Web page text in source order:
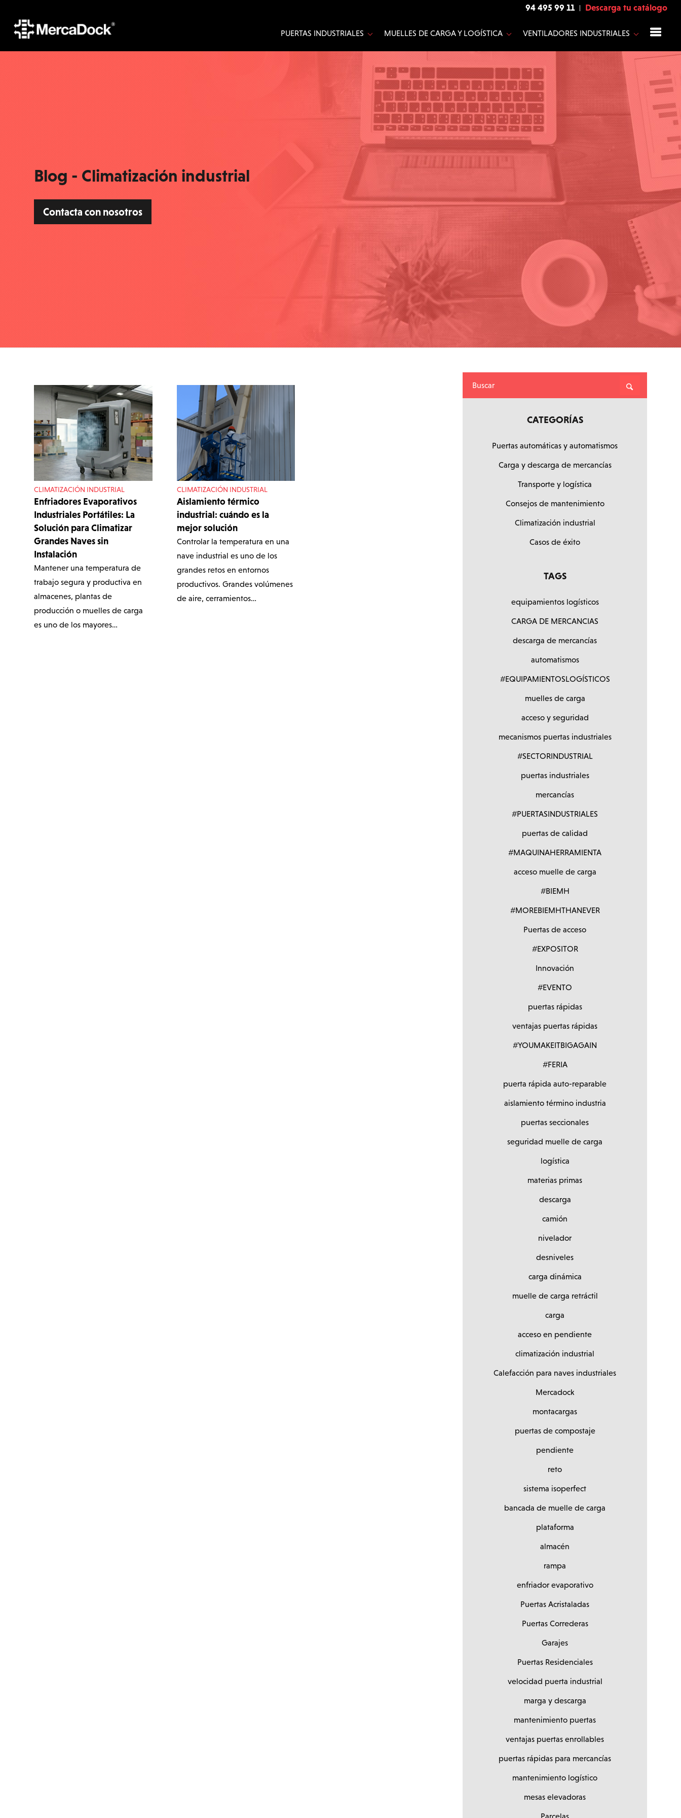
94 495 99 11 Descarga tu catálogo
PUERTAS INDUSTRIALES MUELLES DE CARGA Y LOGÍSTICA VENTILADORES INDUSTRIALES
Blog - Climatización industrial
Contacta con nosotros
CLIMATIZACIÓN INDUSTRIAL
Enfriadores Evaporativos
Industriales Portátiles: La
Solución para Climatizar
Grandes Naves sin
Instalación
Mantener una temperatura de
trabajo segura y productiva en
almacenes, plantas de
producción o muelles de carga
es uno de los mayores…
CLIMATIZACIÓN INDUSTRIAL
Aislamiento térmico
industrial: cuándo es la
mejor solución
Controlar la temperatura en una
nave industrial es uno de los
grandes retos en entornos
productivos. Grandes volúmenes
de aire, cerramientos…
CATEGORÍAS
Puertas automáticas y automatismos
Carga y descarga de mercancías
Transporte y logística
Consejos de mantenimiento
Climatización industrial
Casos de éxito
TAGS
equipamientos logísticos
CARGA DE MERCANCIAS
descarga de mercancías
automatismos
#EQUIPAMIENTOSLOGÍSTICOS
muelles de carga
acceso y seguridad
mecanismos puertas industriales
#SECTORINDUSTRIAL
puertas industriales
mercancías
#PUERTASINDUSTRIALES
puertas de calidad
#MAQUINAHERRAMIENTA
acceso muelle de carga
#BIEMH
#MOREBIEMHTHANEVER
Puertas de acceso
#EXPOSITOR
Innovación
#EVENTO
puertas rápidas
ventajas puertas rápidas
#YOUMAKEITBIGAGAIN
#FERIA
puerta rápida auto-reparable
aislamiento término industria
puertas seccionales
seguridad muelle de carga
logística
materias primas
descarga
camión
nivelador
desniveles
carga dinámica
muelle de carga retráctil
carga
acceso en pendiente
climatización industrial
Calefacción para naves industriales
Mercadock
montacargas
puertas de compostaje
pendiente
reto
sistema isoperfect
bancada de muelle de carga
plataforma
almacén
rampa
enfriador evaporativo
Puertas Acristaladas
Puertas Correderas
Garajes
Puertas Residenciales
velocidad puerta industrial
marga y descarga
mantenimiento puertas
ventajas puertas enrollables
puertas rápidas para mercancías
mantenimiento logístico
mesas elevadoras
Parcelas